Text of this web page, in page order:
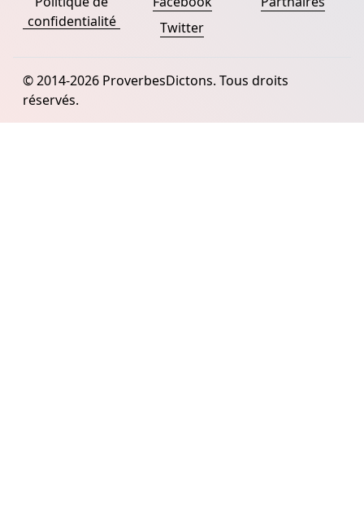
confidentialité
Twitter
© 2014-2026 ProverbesDictons. Tous droits
réservés.